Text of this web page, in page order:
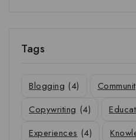
Tags
Blogging (4)
Copywriting (4)
Experiences (4)